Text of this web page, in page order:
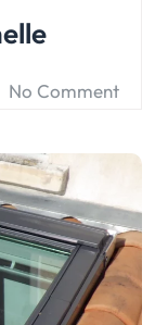
No Comment